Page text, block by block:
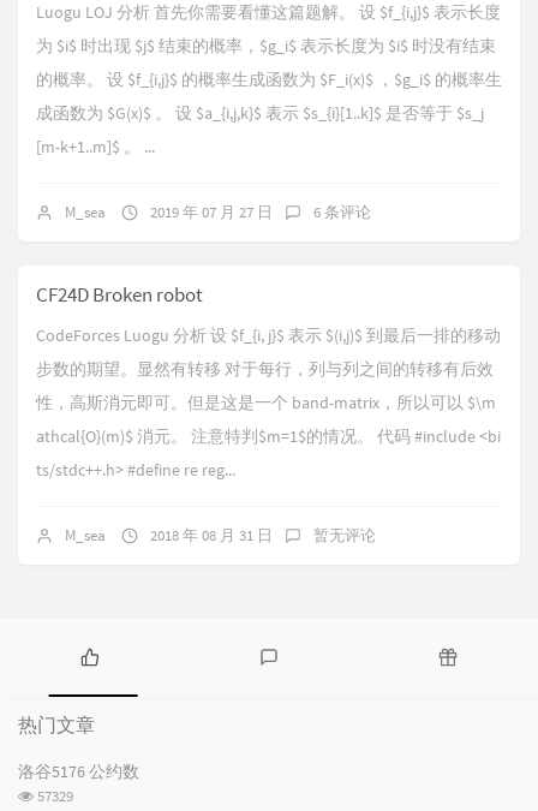
Luogu LOJ 分析 首先你需要看懂这篇题解。 设 $f_{i,j}$ 表示长度
为 $i$ 时出现 $j$ 结束的概率，$g_i$ 表示长度为 $i$ 时没有结束
的概率。 设 $f_{i,j}$ 的概率生成函数为 $F_i(x)$ ，$g_i$ 的概率生
成函数为 $G(x)$ 。 设 $a_{i,j,k}$ 表示 $s_{i}[1..k]$ 是否等于 $s_j
[m-k+1..m]$ 。 ...
M_sea 2019 年 07 月 27 日 6 条评论
CF24D Broken robot
CodeForces Luogu 分析 设 $f_{i, j}$ 表示 $(i,j)$ 到最后一排的移动
步数的期望。显然有转移 对于每行，列与列之间的转移有后效
性，高斯消元即可。但是这是一个 band-matrix，所以可以 $\m
athcal{O}(m)$ 消元。 注意特判$m=1$的情况。 代码 #include <bi
ts/stdc++.h> #define re reg...
M_sea 2018 年 08 月 31 日 暂无评论
热
门
文
章
热门文章
洛谷5176 公约数
浏
57329